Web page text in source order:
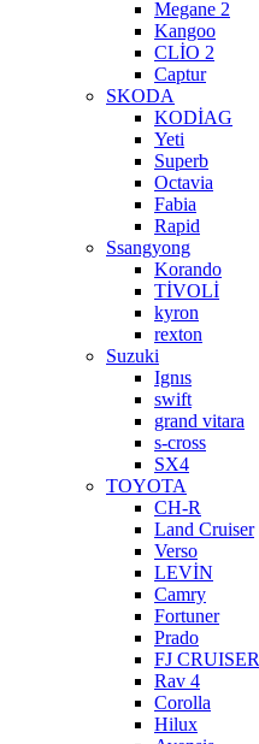
Megane 2
Kangoo
CLİO 2
Captur
SKODA
KODİAG
Yeti
Superb
Octavia
Fabia
Rapid
Ssangyong
Korando
TİVOLİ
kyron
rexton
Suzuki
Ignıs
swift
grand vitara
s-cross
SX4
TOYOTA
CH-R
Land Cruiser
Verso
LEVİN
Camry
Fortuner
Prado
FJ CRUISER
Rav 4
Corolla
Hilux